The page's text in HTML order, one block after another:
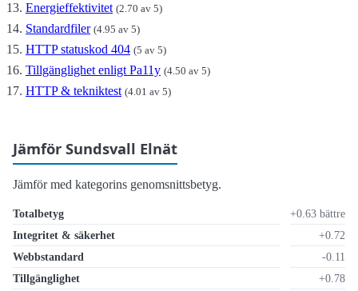
Energieffektivitet (2.70 av 5)
Standardfiler (4.95 av 5)
HTTP statuskod 404 (5 av 5)
Tillgänglighet enligt Pa11y (4.50 av 5)
HTTP & tekniktest (4.01 av 5)
Jämför Sundsvall Elnät
Jämför med kategorins genomsnittsbetyg.
Totalbetyg
+0.63 bättre
Integritet & säkerhet
+0.72
Webbstandard
-0.11
Tillgänglighet
+0.78